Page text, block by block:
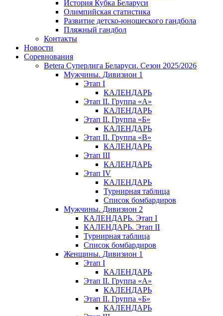
История Кубка Беларуси
Олимпийская статистика
Развитие детско-юношеского гандбола
Пляжный гандбол
Контакты
Новости
Соревнования
Betera Суперлига Беларуси. Сезон 2025/2026
Мужчины. Дивизион 1
Этап I
КАЛЕНДАРЬ
Этап II. Группа «А»
КАЛЕНДАРЬ
Этап II. Группа «Б»
КАЛЕНДАРЬ
Этап II. Группа «В»
КАЛЕНДАРЬ
Этап III
КАЛЕНДАРЬ
Этап IV
КАЛЕНДАРЬ
Турнирная таблица
Список бомбардиров
Мужчины. Дивизион 2
КАЛЕНДАРЬ. Этап I
КАЛЕНДАРЬ. Этап II
Турнирная таблица
Список бомбардиров
Женщины. Дивизион 1
Этап I
КАЛЕНДАРЬ
Этап II. Группа «А»
КАЛЕНДАРЬ
Этап II. Группа «Б»
КАЛЕНДАРЬ